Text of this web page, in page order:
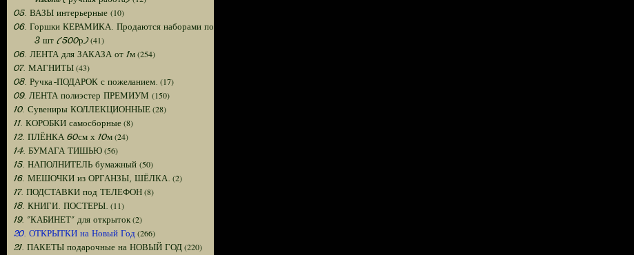
05. ВАЗЫ интерьерные (10)
06. Горшки КЕРАМИКА. Продаются наборами по
3 шт (500р)(41)
06. ЛЕНТА для ЗАКАЗА от 1м(254)
07. МАГНИТЫ(43)
08. Ручка-ПОДАРОК с пожеланием. (17)
09. ЛЕНТА полиэстер ПРЕМИУМ (150)
10. Сувениры КОЛЛЕКЦИОННЫЕ(28)
11. КОРОБКИ самосборные(8)
12. ПЛЁНКА 60см х 10м(24)
14. БУМАГА ТИШЬЮ(56)
15. НАПОЛНИТЕЛЬ бумажный (50)
16. МЕШОЧКИ из ОРГАНЗЫ, ШЁЛКА. (2)
17. ПОДСТАВКИ под ТЕЛЕФОН(8)
18. КНИГИ. ПОСТЕРЫ. (11)
19. "КАБИНЕТ" для открыток(2)
20. ОТКРЫТКИ на Новый Год (266)
21. ПАКЕТЫ подарочные на НОВЫЙ ГОД(220)